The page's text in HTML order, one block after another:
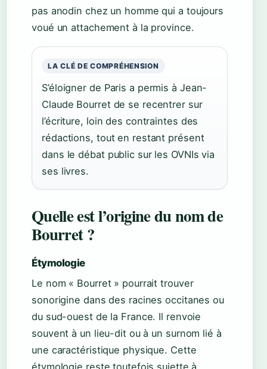
pas anodin chez un homme qui a toujours
voué un attachement à la province.
LA CLÉ DE COMPRÉHENSION
S’éloigner de Paris a permis à Jean-
Claude Bourret de se recentrer sur
l’écriture, loin des contraintes des
rédactions, tout en restant présent
dans le débat public sur les OVNIs via
ses livres.
Quelle est l’origine du nom de
Bourret ?
Étymologie
Le nom « Bourret » pourrait trouver
sonorigine dans des racines occitanes ou
du sud-ouest de la France. Il renvoie
souvent à un lieu-dit ou à un surnom lié à
une caractéristique physique. Cette
étymologie reste toutefois sujette à